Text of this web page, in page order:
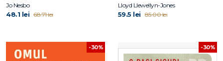
Jo Nesbo
48.1 lei 68.71 lei
Lloyd Llewellyn-Jones
59.5 lei 85.00 lei
-30% -30%